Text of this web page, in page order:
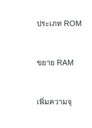
ประเภท ROM
ขยาย RAM
เพิ่มความจุ